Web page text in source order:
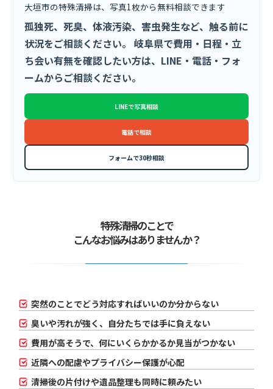
大垣市の特殊清掃は、写真1枚から無料相談できます
孤独死、死臭、体液汚染、害虫発生など、触る前に
状況をご相談ください。 岐阜県で費用・日程・立
ち会い有無を確認したい方は、LINE・電話・フォ
ームからご相談ください。
LINEで写真相談
電話で相談
フォームで30秒相談
特殊清掃のことで
こんなお悩みはありませんか？
突然のことでどう対応すればいいのか分からない
臭いや汚れが強く、自分たちでは手に負えない
費用が高そうで、何にいくらかかるか見当がつかない
近隣への配慮やプライバシー保護が心配
清掃後の片付けや遺品整理も同時に頼みたい